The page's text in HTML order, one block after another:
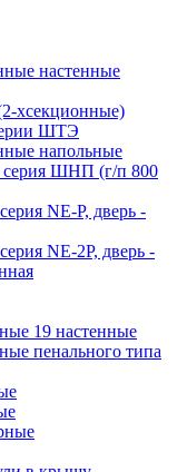
настенные
хсекционные)
ШТЭ
напольные
ШНП (г/п 800
NE-P, дверь -
NE-2P, дверь -
19 настенные
пенального типа